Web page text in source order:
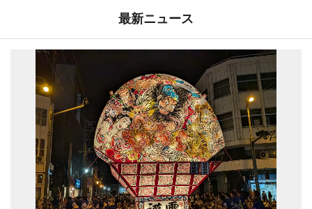
最新ニュース